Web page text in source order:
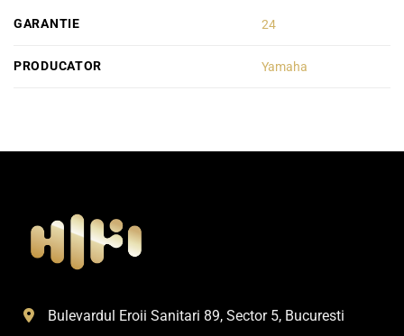
GARANTIE 24
PRODUCATOR Yamaha
Bulevardul Eroii Sanitari 89, Sector 5, Bucuresti